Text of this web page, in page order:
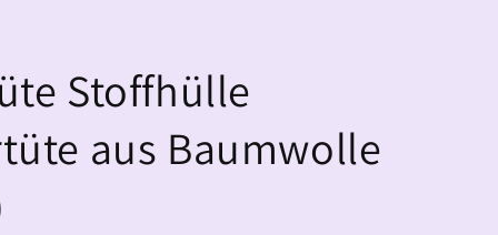
Stoffhülle
aus Baumwolle